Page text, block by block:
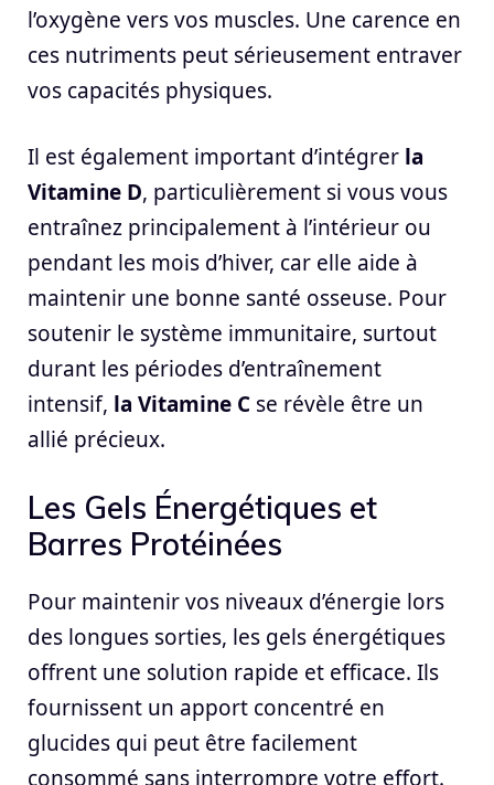
l’oxygène vers vos muscles. Une carence en
ces nutriments peut sérieusement entraver
vos capacités physiques.
Il est également important d’intégrer la
Vitamine D, particulièrement si vous vous
entraînez principalement à l’intérieur ou
pendant les mois d’hiver, car elle aide à
maintenir une bonne santé osseuse. Pour
soutenir le système immunitaire, surtout
durant les périodes d’entraînement
intensif, la Vitamine C se révèle être un
allié précieux.
Les Gels Énergétiques et
Barres Protéinées
Pour maintenir vos niveaux d’énergie lors
des longues sorties, les gels énergétiques
offrent une solution rapide et efficace. Ils
fournissent un apport concentré en
glucides qui peut être facilement
consommé sans interrompre votre effort.